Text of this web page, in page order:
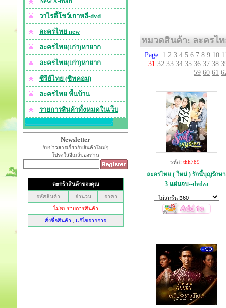
วาไรตี้โชว์เกาหลี-dvd
ละครไทย new
ละครไทย(เก่า)หายาก
ละครไทย(เก่า)หายาก
ซีรีย์ไทย (ซิทคอม)
ละครไทย พื้นบ้าน
รายการสินค้าทั้งหมดในเว็บ
Newsletter
รับข่าวสารเกี่ยวกับสินค้าใหม่ๆ
โปรดใส่อีเมล์ของท่าน
หมวดสินค้า: ละครไท
Page: 1 2 3 4 5 6 7 8 9 10
31 32 33 34 35 36 37 38
59 60 61
รหัส: thh789
ละครไทย ( ใหม่ ) รักนี้บุญรักษา
3 แผ่นจบ--dvdza